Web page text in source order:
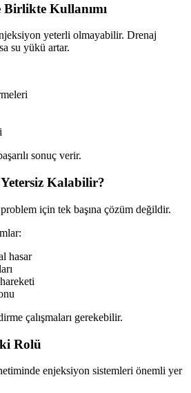
Kullanımı
yeterli olmayabilir. Drenaj
su yükü artar.
sonuç verir.
Kalabilir?
için tek başına çözüm değildir.
hasar
çalışmaları gerekebilir.
Rolü
enjeksiyon sistemleri önemli yer